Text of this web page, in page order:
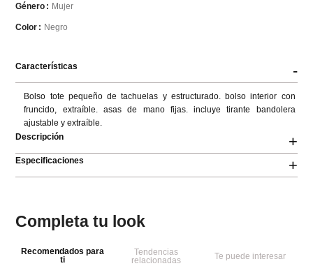
Género Mujer
Color Negro
Características -
Bolso tote pequeño de tachuelas y estructurado. bolso interior con
fruncido, extraíble. asas de mano fijas. incluye tirante bandolera
ajustable y extraíble.
Descripción
+
Especificaciones +
Completa tu look
Recomendados para
ti
Tendencias
relacionadas
Te puede interesar